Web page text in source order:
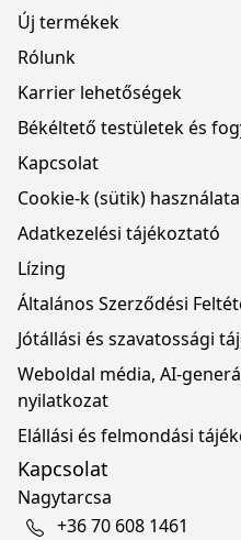
Új termékek
Rólunk
Karrier lehetőségek
Békéltető testületek és
Kapcsolat
Cookie-k (sütik) használata
Adatkezelési tájékoztató
Lízing
Általános Szerződési
Jótállási és szavatossági
Weboldal média, AI-
nyilatkozat
Elállási és felmondási
Kapcsolat
Nagytarcsa
+36 70 608 1461